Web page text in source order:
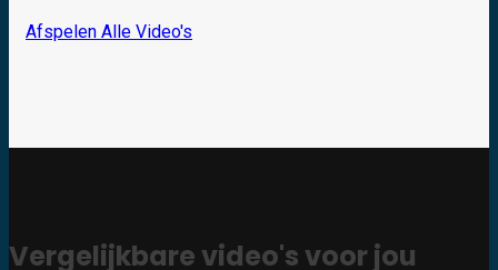
Afspelen Alle Video's
Vergelijkbare video's voor jou